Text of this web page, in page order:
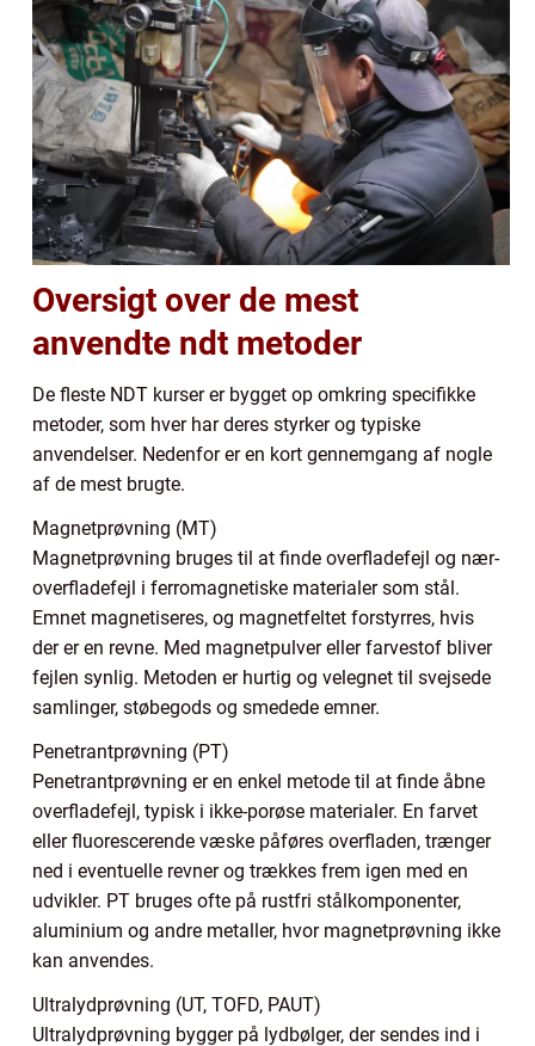
Oversigt over de mest
anvendte ndt metoder
De fleste NDT kurser er bygget op omkring specifikke
metoder, som hver har deres styrker og typiske
anvendelser. Nedenfor er en kort gennemgang af nogle
af de mest brugte.
Magnetprøvning (MT)
Magnetprøvning bruges til at finde overfladefejl og nær-
overfladefejl i ferromagnetiske materialer som stål.
Emnet magnetiseres, og magnetfeltet forstyrres, hvis
der er en revne. Med magnetpulver eller farvestof bliver
fejlen synlig. Metoden er hurtig og velegnet til svejsede
samlinger, støbegods og smedede emner.
Penetrantprøvning (PT)
Penetrantprøvning er en enkel metode til at finde åbne
overfladefejl, typisk i ikke-porøse materialer. En farvet
eller fluorescerende væske påføres overfladen, trænger
ned i eventuelle revner og trækkes frem igen med en
udvikler. PT bruges ofte på rustfri stålkomponenter,
aluminium og andre metaller, hvor magnetprøvning ikke
kan anvendes.
Ultralydprøvning (UT, TOFD, PAUT)
Ultralydprøvning bygger på lydbølger, der sendes ind i